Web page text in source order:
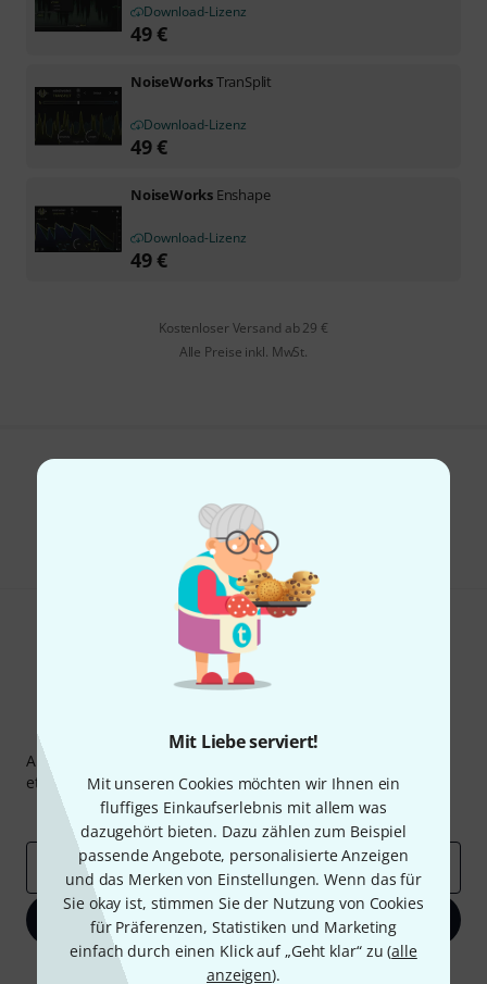
Mit Liebe serviert!
Mit unseren Cookies möchten wir Ihnen ein
fluffiges Einkaufserlebnis mit allem was
dazugehört bieten. Dazu zählen zum Beispiel
passende Angebote, personalisierte Anzeigen
und das Merken von Einstellungen. Wenn das für
Sie okay ist, stimmen Sie der Nutzung von Cookies
für Präferenzen, Statistiken und Marketing
einfach durch einen Klick auf „Geht klar“ zu (alle
anzeigen).
Download-Lizenz
49€
NoiseWorksTranSplit
Download-Lizenz
49€
NoiseWorks Enshape
Download-Lizenz
49€
Kostenloser Versand ab 29 €
Alle Preise inkl. MwSt.
Hilfe & Feedback
Thomann Newsletter
Abonniere den Thomann Newsletter und gewinne mit
etwas Glück einen von50 Gutscheinenüber jeweils
Inspirierende Beiträge
Deals Thomann Insights
E-Mail-Adresse*
Jetzt anmelden
Mit Klick auf „Jetzt anmelden“ stimmen Sie dem Erhalt von E-Mail-